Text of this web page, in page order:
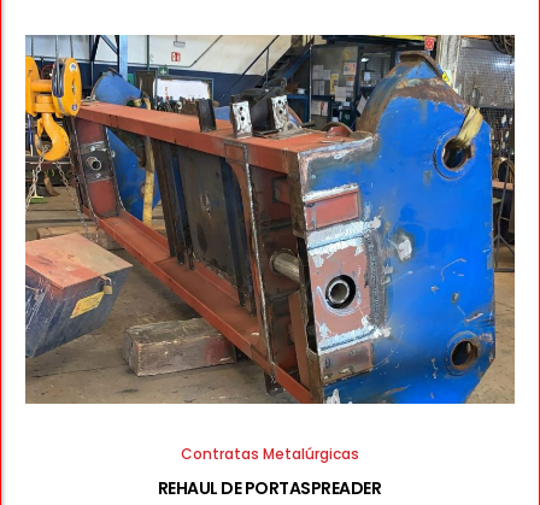
Contratas Metalúrgicas
REHAUL DE PORTASPREADER